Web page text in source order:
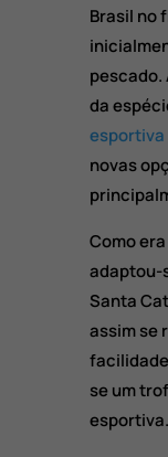
Brasil no
pescado.
da
esportiva
novas
Como
adaptou-
Santa
assim se
se um
esportiva.